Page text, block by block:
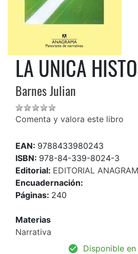
LA UNICA
Barnes Julian
Comenta y valora este libro
EAN: 9788433980243
ISBN: 978-84-339-8024-3
Editorial: EDITORIAL
Encuadernación:
Páginas: 240
Materias
Narrativa
Disponible